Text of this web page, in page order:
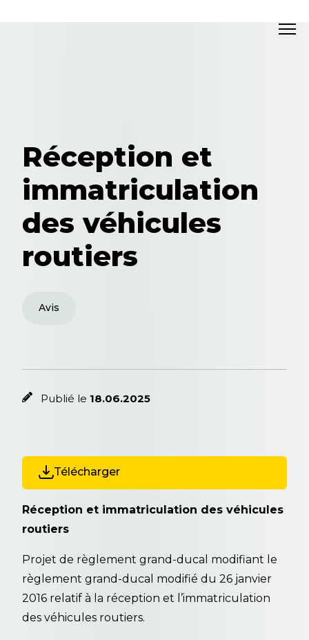
Réception et
immatriculation
des véhicules
routiers
Avis
Publié le 18.06.2025
Télécharger
Réception et immatriculation des véhicules
routiers
Projet de règlement grand-ducal modifiant le
règlement grand-ducal modifié du 26 janvier
2016 relatif à la réception et l’immatriculation
des véhicules routiers.